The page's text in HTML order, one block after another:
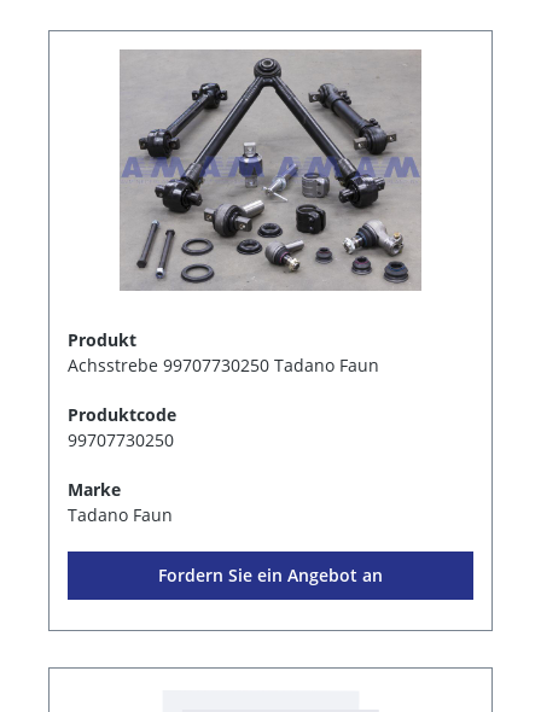
Produkt
Achsstrebe 99707730250 Tadano Faun
Produktcode
99707730250
Marke
Tadano Faun
Fordern Sie ein Angebot an